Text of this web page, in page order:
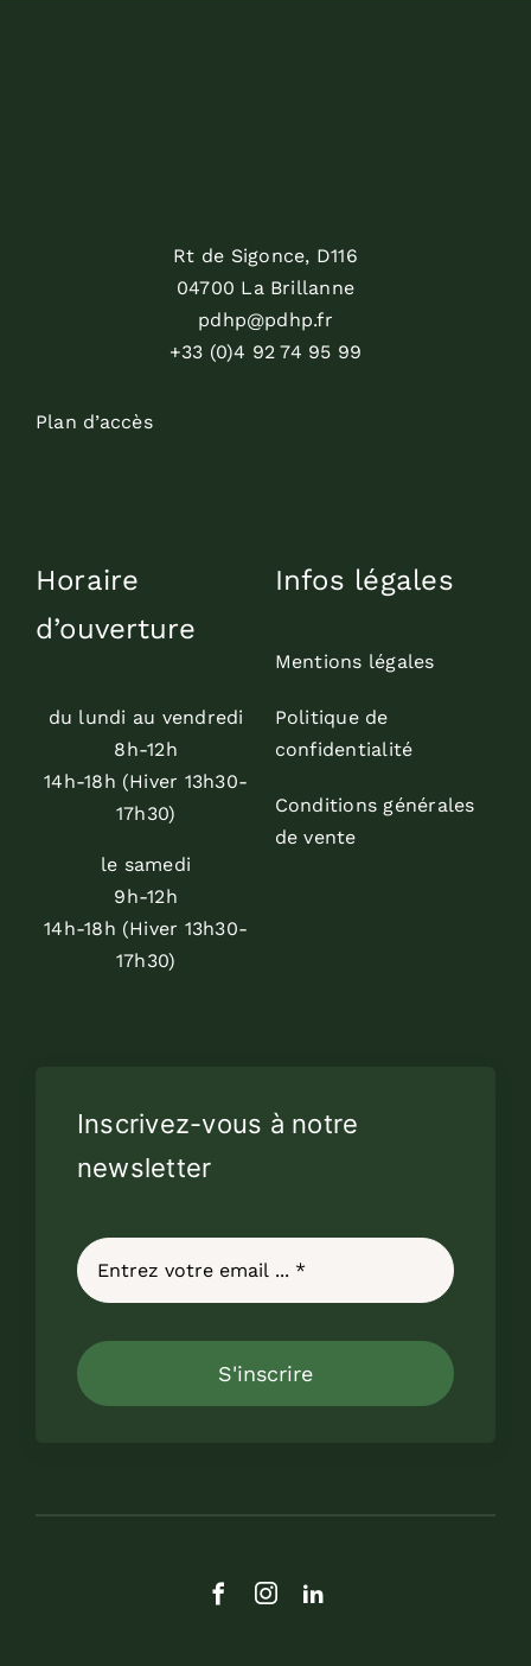
Rt de Sigonce, D116
04700 La Brillanne
pdhp@pdhp.fr
+33 (0)4 92 74 95 99
Plan d’accès
Horaire
d’ouverture
du lundi au vendredi
8h-12h
14h-18h (Hiver 13h30-
17h30)
le samedi
9h-12h
14h-18h (Hiver 13h30-
17h30)
Infos légales
Mentions légales
Politique de
confidentialité
Conditions générales
de vente
Inscrivez-vous à notre
newsletter
S'inscrire